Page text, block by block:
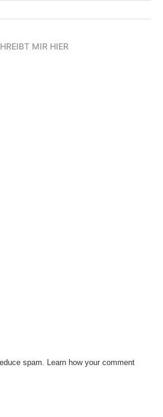
MIR HIER
spam. Learn how your comment